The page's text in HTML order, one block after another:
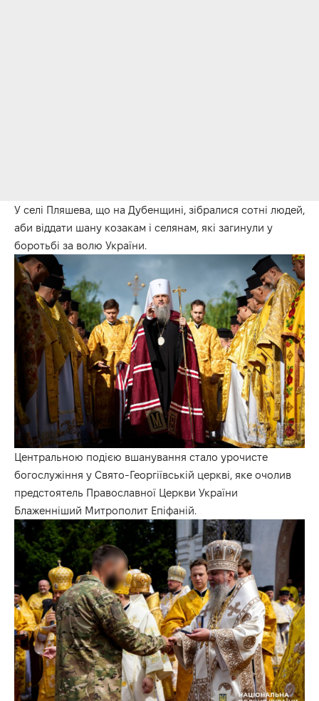
У селі Пляшева, що на Дубенщині, зібралися сотні людей,
аби віддати шану козакам і селянам, які загинули у
боротьбі за волю України.
Центральною подією вшанування стало урочисте
богослужіння у Свято-Георгіївській церкві, яке очолив
предстоятель Православної Церкви України
Блаженніший Митрополит Епіфаній.